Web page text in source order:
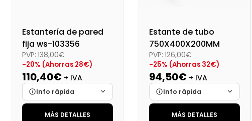
Estantería de pared
fija ws-103356
PVP: 138,00€
-20% (Ahorras 28€)
110,40€ + IVA
Info rápida
Marca
Cargando…
MÁS DETALLES
Estante de tubo
750X400X200MM
PVP: 126,00€
-25% (Ahorras 32€)
94,50€ + IVA
Info rápida
Marca
Cargando…
MÁS DETALLES